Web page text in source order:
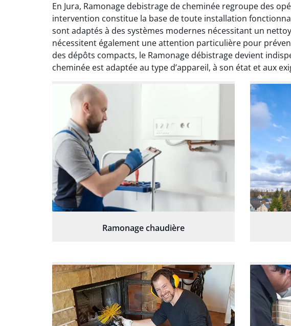
En Jura, Ramonage debistrage de cheminée regroupe des
intervention constitue la base de toute installation
sont adaptés à des systèmes modernes nécessitant un
nécessitent également une attention particulière pour
des dépôts compacts, le Ramonage débistrage devient
cheminée est adaptée au type d’appareil, à son état et aux
Ramonage chaudière